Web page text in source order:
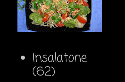
Insalatone
(62)